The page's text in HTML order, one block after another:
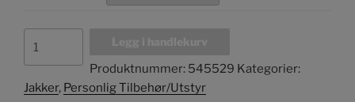
MA-
Bomber
Produktnummer: 545529 Kategorier:
Jakker, Personlig Tilbehør/Utstyr